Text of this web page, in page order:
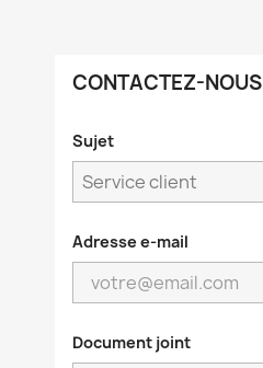
CONTACTEZ-NOUS
Sujet
Adresse e-mail
Document joint